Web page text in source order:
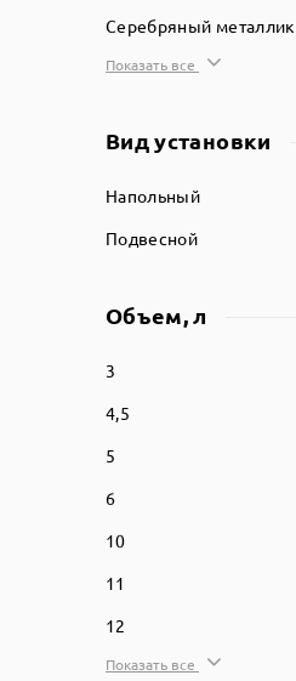
Серебряный металлик
Показать все
Вид установки
Напольный
Подвесной
Объем, л
3
4,5
5
6
10
11
12
Показать все